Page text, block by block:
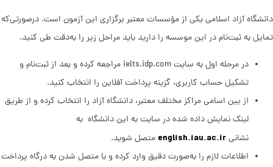
دانشگاه آزاد اسلامی یکی از مؤسسات معتبر برگزاری این آزمون است. درصورتی‌که
تمایل به ثبت‌نام در این موسسه را دارید باید مراحل زیر را به‌دقت طی کنید.
در مرحله اول به سایت ielts.idp.com مراجعه کرده و بعد از ثبت‌نام و
تشکیل حساب کاربری، گزینه پرداخت آفلاین را انتخاب کنید.
از بین اسامی مراکز مختلف معتبر، دانشگاه آزاد را انتخاب کرده و از طریق
لینک نمایش داده شده در سایت به این دانشگاه به
نشانیenglish.iau.ac.irمتصل شوید.
اطلاعات لازم را به‌صورت دقیق وارد کرده و با متصل شدن به درگاه پرداخت